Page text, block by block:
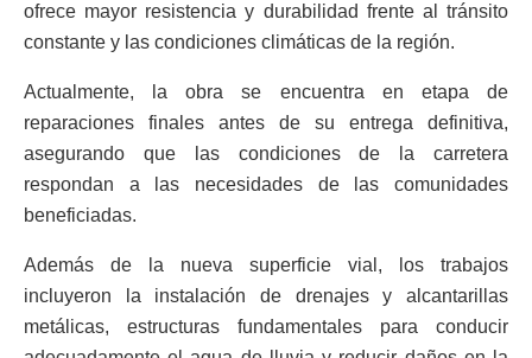
ofrece mayor resistencia y durabilidad frente al tránsito
constante y las condiciones climáticas de la región.
Actualmente, la obra se encuentra en etapa de
reparaciones finales antes de su entrega definitiva,
asegurando que las condiciones de la carretera
respondan a las necesidades de las comunidades
beneficiadas.
Además de la nueva superficie vial, los trabajos
incluyeron la instalación de drenajes y alcantarillas
metálicas, estructuras fundamentales para conducir